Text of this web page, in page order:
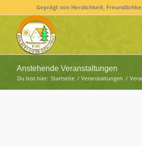
Geprägt von Herzlichkeit,
Anstehende Veranstaltungen
Du bist hier: Startseite / Veranstaltungen /